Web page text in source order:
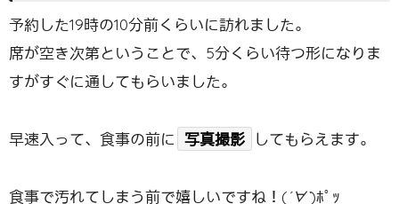
予約した19時の10分前くらいに訪れました。
席が空き次第ということで、5分くらい待つ形になりま
すがすぐに通してもらいました。
早速入って、食事の前に 写真撮影 してもらえます。
食事で汚れてしまう前で嬉しいですね！(´∀`)ﾎﾟｯ